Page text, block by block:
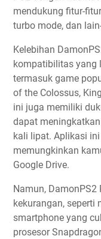
mendukung fitur-
turbo mode, dan
Kelebihan
kompatibilitas yang
termasuk game
of the Colossus,
ini juga memiliki
dapat
kali lipat. Aplikasi
memungkinkan
Google Drive.
Namun,
kekurangan, seperti
smartphone yang
prosesor